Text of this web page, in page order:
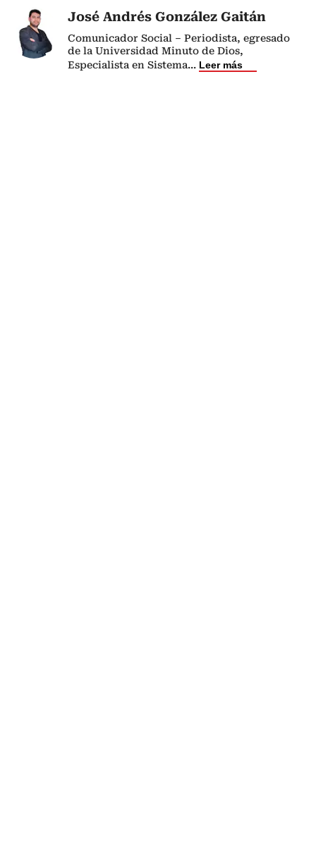
José Andrés González Gaitán
Comunicador Social – Periodista, egresado
de la Universidad Minuto de Dios,
Especialista en Sistema... Leer más